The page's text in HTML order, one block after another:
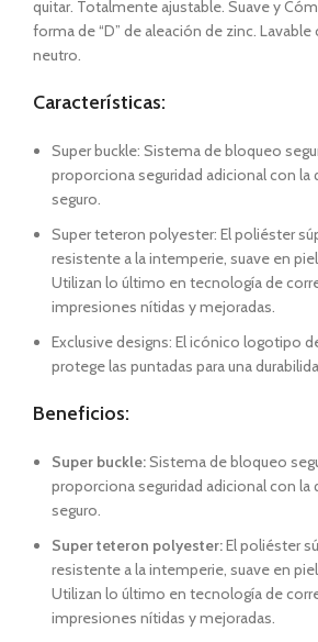
quitar. Totalmente ajustable. Suave y
forma de “D” de aleación de zinc.
neutro.
Características:
Super buckle: Sistema de bloqueo
proporciona seguridad adicional con la
seguro.
Super teteron polyester: El poliéster
resistente a la intemperie, suave en
Utilizan lo último en tecnología de
impresiones nítidas y mejoradas.
Exclusive designs: El icónico logotipo
protege las puntadas para una
Beneficios:
Super buckle:Sistema de bloqueo
proporciona seguridad adicional con la
seguro.
Super teteron polyester:El poliéster
resistente a la intemperie, suave en
Utilizan lo último en tecnología de
impresiones nítidas y mejoradas.